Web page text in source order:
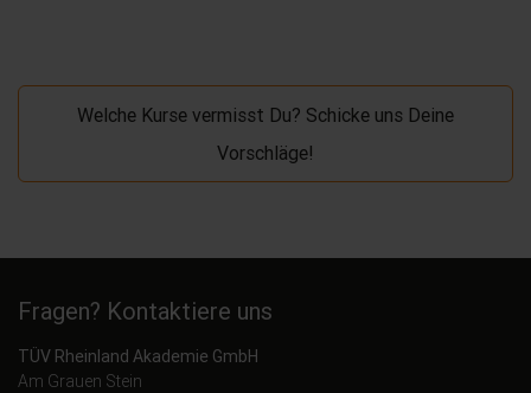
Welche Kurse vermisst Du? Schicke uns Deine
Vorschläge!
Fragen? Kontaktiere uns
TÜV Rheinland Akademie GmbH
Am Grauen Stein